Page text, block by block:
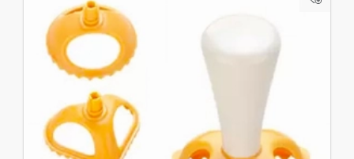
DECORAÇÃO
DESCARTÁVEIS
FESTA
FORMATOS
MINI